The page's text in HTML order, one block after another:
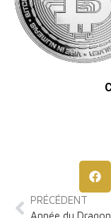
PRÉCÉDENT